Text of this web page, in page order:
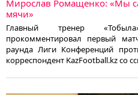
Мирослав Ромащенко: «Мы
мячи»
Главный тренер
прокомментировал первый
раунда Лиги Конференций
корреспондент KazFootball.kz со